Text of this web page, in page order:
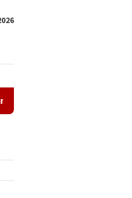
I dan Kanira Dibuka, Wabup